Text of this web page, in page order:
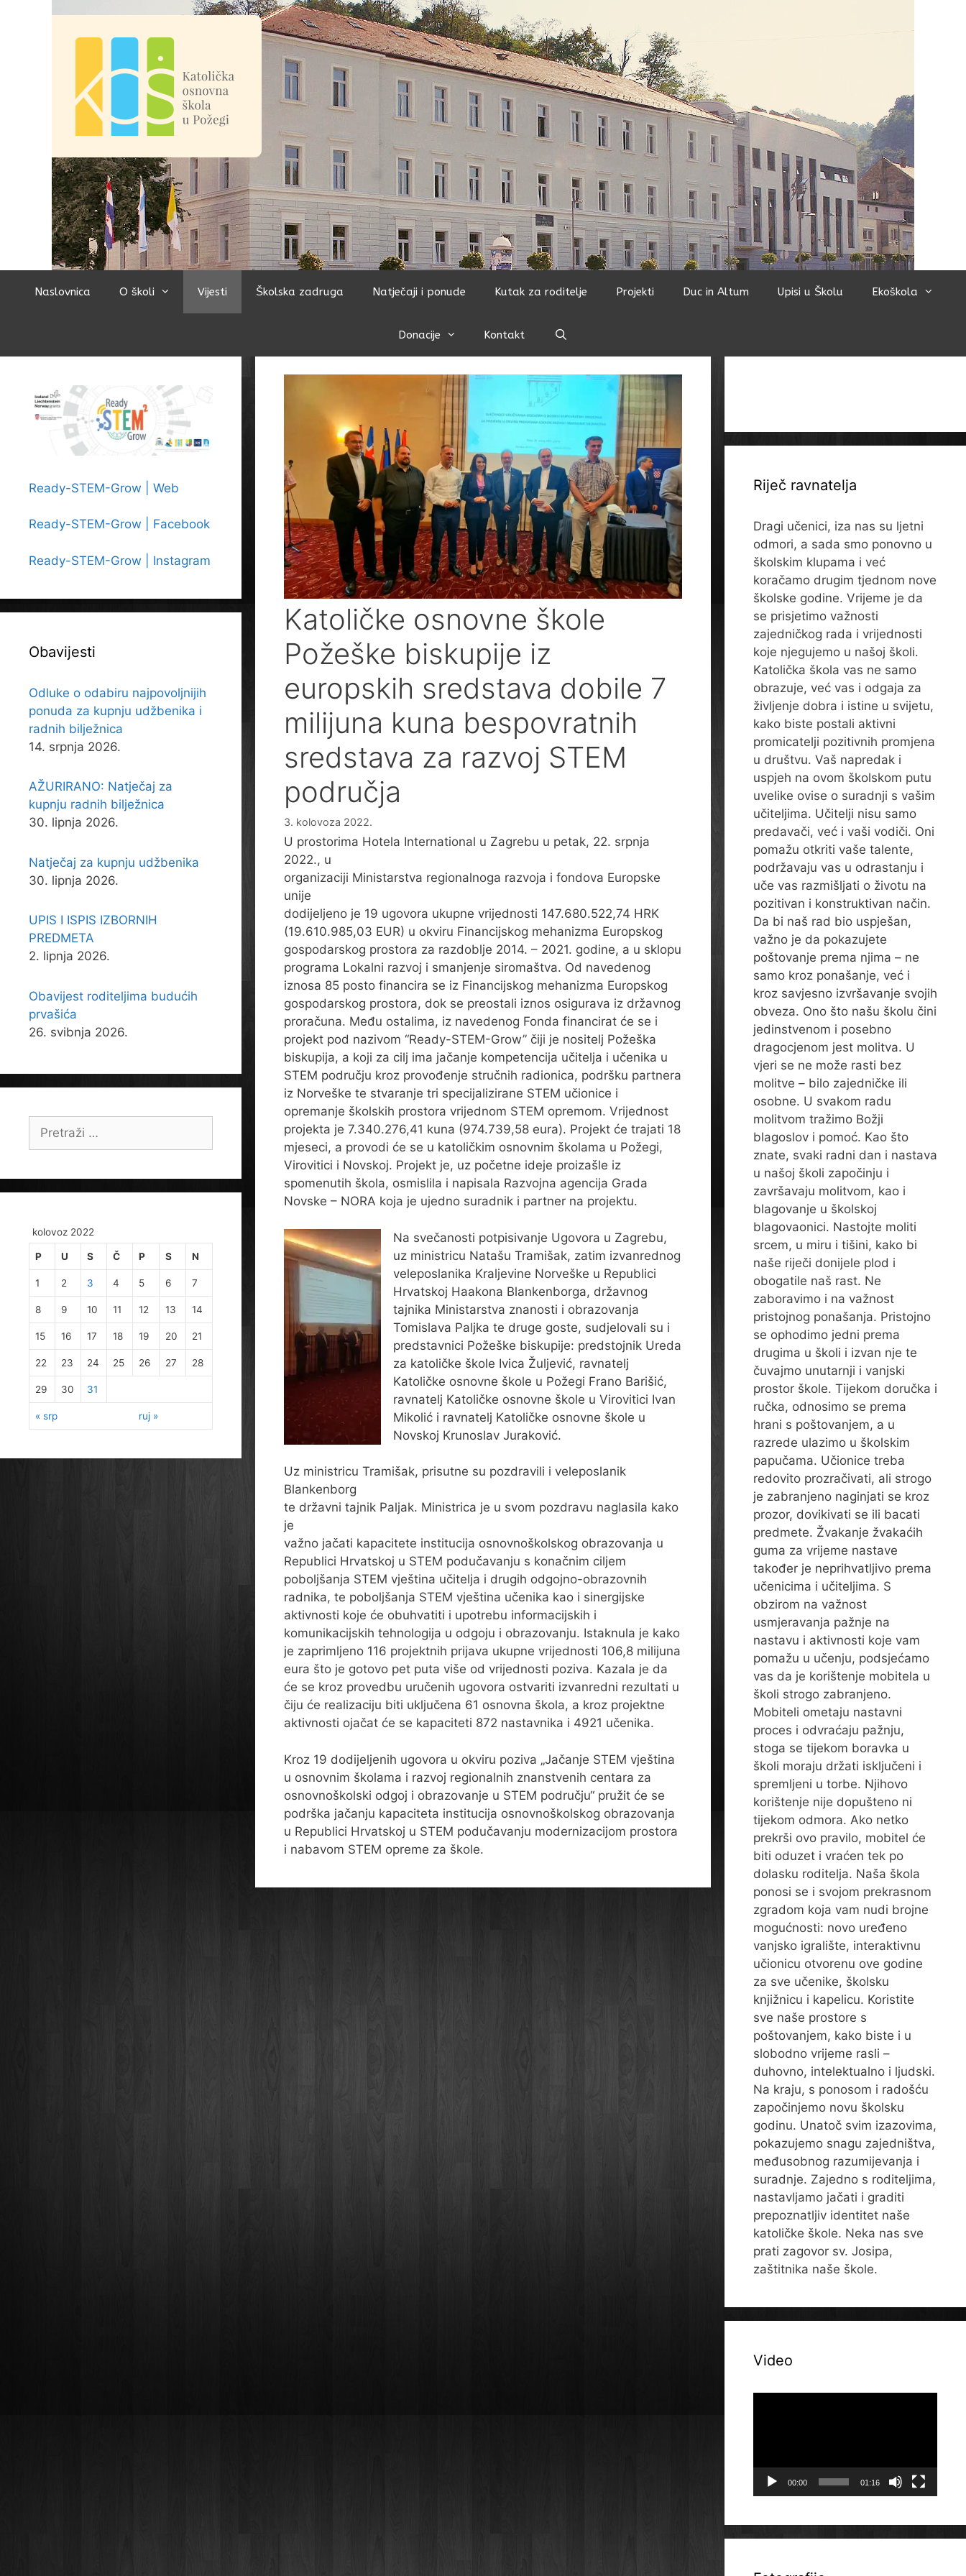
Naslovnica O školi Vijesti Školska zadruga Natječaji i ponude Kutak za roditelje Projekti Duc in Altum Upisi u Školu Ekoškola
Donacije Kontakt
Katoličke osnovne škole
Požeške biskupije iz
europskih sredstava dobile 7
milijuna kuna bespovratnih
sredstava za razvoj STEM
područja
3. kolovoza 2022.
U prostorima Hotela International u Zagrebu u petak, 22. srpnja
2022., u
organizaciji Ministarstva regionalnoga razvoja i fondova Europske
unije
dodijeljeno je 19 ugovora ukupne vrijednosti 147.680.522,74 HRK
(19.610.985,03 EUR) u okviru Financijskog mehanizma Europskog
gospodarskog prostora za razdoblje 2014. – 2021. godine, a u sklopu
programa Lokalni razvoj i smanjenje siromaštva. Od navedenog
iznosa 85 posto financira se iz Financijskog mehanizma Europskog
gospodarskog prostora, dok se preostali iznos osigurava iz državnog
proračuna. Među ostalima, iz navedenog Fonda financirat će se i
projekt pod nazivom “Ready-STEM-Grow” čiji je nositelj Požeška
biskupija, a koji za cilj ima jačanje kompetencija učitelja i učenika u
STEM području kroz provođenje stručnih radionica, podršku partnera
iz Norveške te stvaranje tri specijalizirane STEM učionice i
opremanje školskih prostora vrijednom STEM opremom. Vrijednost
projekta je 7.340.276,41 kuna (974.739,58 eura). Projekt će trajati 18
mjeseci, a provodi će se u katoličkim osnovnim školama u Požegi,
Virovitici i Novskoj. Projekt je, uz početne ideje proizašle iz
spomenutih škola, osmislila i napisala Razvojna agencija Grada
Novske – NORA koja je ujedno suradnik i partner na projektu.
Na svečanosti potpisivanje Ugovora u Zagrebu,
uz ministricu Natašu Tramišak, zatim izvanrednog
veleposlanika Kraljevine Norveške u Republici
Hrvatskoj Haakona Blankenborga, državnog
tajnika Ministarstva znanosti i obrazovanja
Tomislava Paljka te druge goste, sudjelovali su i
predstavnici Požeške biskupije: predstojnik Ureda
za katoličke škole Ivica Žuljević, ravnatelj
Katoličke osnovne škole u Požegi Frano Barišić,
ravnatelj Katoličke osnovne škole u Virovitici Ivan
Mikolić i ravnatelj Katoličke osnovne škole u
Novskoj Krunoslav Juraković.
Uz ministricu Tramišak, prisutne su pozdravili i veleposlanik
Blankenborg
te državni tajnik Paljak. Ministrica je u svom pozdravu naglasila kako
je
važno jačati kapacitete institucija osnovnoškolskog obrazovanja u
Republici Hrvatskoj u STEM podučavanju s konačnim ciljem
poboljšanja STEM vještina učitelja i drugih odgojno-obrazovnih
radnika, te poboljšanja STEM vještina učenika kao i sinergijske
aktivnosti koje će obuhvatiti i upotrebu informacijskih i
komunikacijskih tehnologija u odgoju i obrazovanju. Istaknula je kako
je zaprimljeno 116 projektnih prijava ukupne vrijednosti 106,8 milijuna
eura što je gotovo pet puta više od vrijednosti poziva. Kazala je da
će se kroz provedbu uručenih ugovora ostvariti izvanredni rezultati u
čiju će realizaciju biti uključena 61 osnovna škola, a kroz projektne
aktivnosti ojačat će se kapaciteti 872 nastavnika i 4921 učenika.
Kroz 19 dodijeljenih ugovora u okviru poziva „Jačanje STEM vještina
u osnovnim školama i razvoj regionalnih znanstvenih centara za
osnovnoškolski odgoj i obrazovanje u STEM području“ pružit će se
podrška jačanju kapaciteta institucija osnovnoškolskog obrazovanja
u Republici Hrvatskoj u STEM podučavanju modernizacijom prostora
i nabavom STEM opreme za škole.
Ready-STEM-Grow | Web
Ready-STEM-Grow | Facebook
Ready-STEM-Grow | Instagram
Obavijesti
Odluke o odabiru najpovoljnijih
ponuda za kupnju udžbenika i
radnih bilježnica
14. srpnja 2026.
AŽURIRANO: Natječaj za
kupnju radnih bilježnica
30. lipnja 2026.
Natječaj za kupnju udžbenika
30. lipnja 2026.
UPIS I ISPIS IZBORNIH
PREDMETA
2. lipnja 2026.
Obavijest roditeljima budućih
prvašića
26. svibnja 2026.
kolovoz 2022
P U S Č P S N
« srp ruj »
1 2 3 4 5 6 7
8 9 10 11 12 13 14
15 16 17 18 19 20 21
22 23 24 25 26 27 28
29 30 31
Riječ ravnatelja
Dragi učenici, iza nas su ljetni
odmori, a sada smo ponovno u
školskim klupama i već
koračamo drugim tjednom nove
školske godine. Vrijeme je da
se prisjetimo važnosti
zajedničkog rada i vrijednosti
koje njegujemo u našoj školi.
Katolička škola vas ne samo
obrazuje, već vas i odgaja za
življenje dobra i istine u svijetu,
kako biste postali aktivni
promicatelji pozitivnih promjena
u društvu. Vaš napredak i
uspjeh na ovom školskom putu
uvelike ovise o suradnji s vašim
učiteljima. Učitelji nisu samo
predavači, već i vaši vodiči. Oni
pomažu otkriti vaše talente,
podržavaju vas u odrastanju i
uče vas razmišljati o životu na
pozitivan i konstruktivan način.
Da bi naš rad bio uspješan,
važno je da pokazujete
poštovanje prema njima – ne
samo kroz ponašanje, već i
kroz savjesno izvršavanje svojih
obveza. Ono što našu školu čini
jedinstvenom i posebno
dragocjenom jest molitva. U
vjeri se ne može rasti bez
molitve – bilo zajedničke ili
osobne. U svakom radu
molitvom tražimo Božji
blagoslov i pomoć. Kao što
znate, svaki radni dan i nastava
u našoj školi započinju i
završavaju molitvom, kao i
blagovanje u školskoj
blagovaonici. Nastojte moliti
srcem, u miru i tišini, kako bi
naše riječi donijele plod i
obogatile naš rast. Ne
zaboravimo i na važnost
pristojnog ponašanja. Pristojno
se ophodimo jedni prema
drugima u školi i izvan nje te
čuvajmo unutarnji i vanjski
prostor škole. Tijekom doručka i
ručka, odnosimo se prema
hrani s poštovanjem, a u
razrede ulazimo u školskim
papučama. Učionice treba
redovito prozračivati, ali strogo
je zabranjeno naginjati se kroz
prozor, dovikivati se ili bacati
predmete. Žvakanje žvakaćih
guma za vrijeme nastave
također je neprihvatljivo prema
učenicima i učiteljima. S
obzirom na važnost
usmjeravanja pažnje na
nastavu i aktivnosti koje vam
pomažu u učenju, podsjećamo
vas da je korištenje mobitela u
školi strogo zabranjeno.
Mobiteli ometaju nastavni
proces i odvraćaju pažnju,
stoga se tijekom boravka u
školi moraju držati isključeni i
spremljeni u torbe. Njihovo
korištenje nije dopušteno ni
tijekom odmora. Ako netko
prekrši ovo pravilo, mobitel će
biti oduzet i vraćen tek po
dolasku roditelja. Naša škola
ponosi se i svojom prekrasnom
zgradom koja vam nudi brojne
mogućnosti: novo uređeno
vanjsko igralište, interaktivnu
učionicu otvorenu ove godine
za sve učenike, školsku
knjižnicu i kapelicu. Koristite
sve naše prostore s
poštovanjem, kako biste i u
slobodno vrijeme rasli –
duhovno, intelektualno i ljudski.
Na kraju, s ponosom i radošću
započinjemo novu školsku
godinu. Unatoč svim izazovima,
pokazujemo snagu zajedništva,
međusobnog razumijevanja i
suradnje. Zajedno s roditeljima,
nastavljamo jačati i graditi
prepoznatljiv identitet naše
katoličke škole. Neka nas sve
prati zagovor sv. Josipa,
zaštitnika naše škole.
Video
00:00 01:16